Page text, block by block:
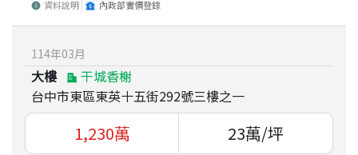
資料說明 內政部實價登錄
114年03月
大樓
干城香榭
台中市東區東英十五街292號三樓之一
1,230萬 23萬/坪